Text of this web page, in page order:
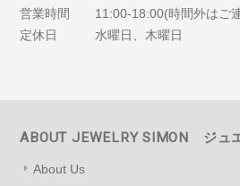
営業時間
11:00-18:00(時間外はご
定休日
水曜日、木曜日
ABOUT JEWELRY SIMON ジュ
About Us